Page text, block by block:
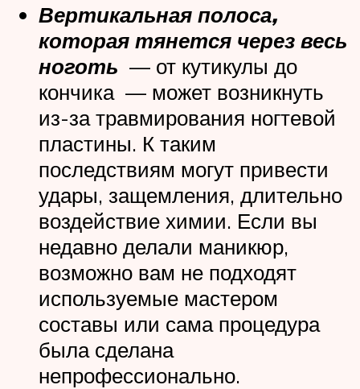
Вертикальная полоса,
которая тянется через весь
ноготь — от кутикулы до
кончика — может возникнуть
из-за травмирования ногтевой
пластины. К таким
последствиям могут привести
удары, защемления, длительно
воздействие химии. Если вы
недавно делали маникюр,
возможно вам не подходят
используемые мастером
составы или сама процедура
была сделана
непрофессионально.